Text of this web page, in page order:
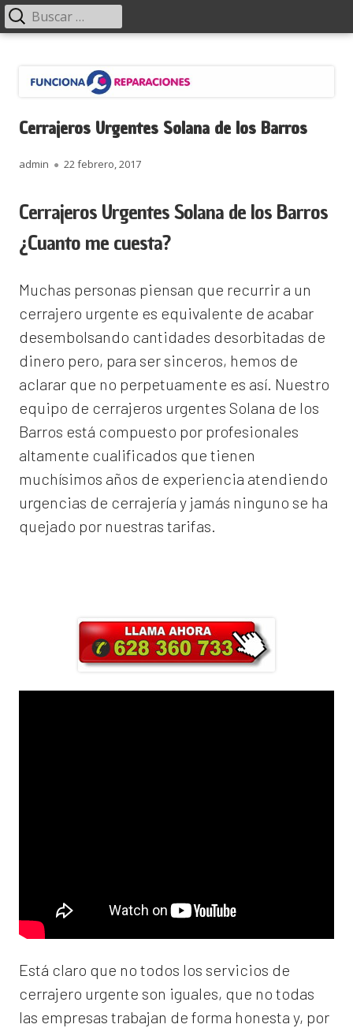
contenido
Menú
principal Buscar:
Cerrajeros Urgentes Solana de los Barros
Autor
admin
Publicado
22 febrero, 2017
Cerrajeros Urgentes Solana de los Barros
¿Cuanto me cuesta?
Muchas personas piensan que recurrir a un
cerrajero urgente es equivalente de acabar
desembolsando cantidades desorbitadas de
dinero pero, para ser sinceros, hemos de
aclarar que no perpetuamente es así. Nuestro
equipo de cerrajeros urgentes Solana de los
Barros está compuesto por profesionales
altamente cualificados que tienen
muchísimos años de experiencia atendiendo
urgencias de cerrajería y jamás ninguno se ha
quejado por nuestras tarifas.
Está claro que no todos los servicios de
cerrajero urgente son iguales, que no todas
las empresas trabajan de forma honesta y, por